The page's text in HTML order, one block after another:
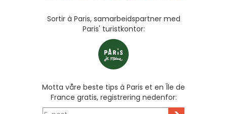
Sortir à Paris, samarbeidspartner med
Paris' turistkontor:
Motta våre beste tips à Paris et en Île de
France gratis, registrering nedenfor: